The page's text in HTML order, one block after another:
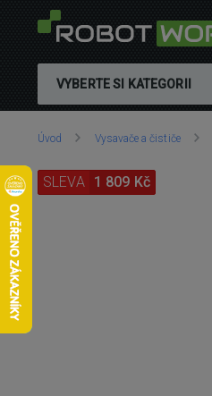
VYBERTE SI KATEGORII
Nacházíte
zde:
Úvod Vysavače a čističe
SLEVA 1 809 Kč